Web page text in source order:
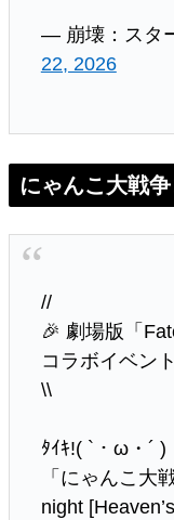
— 崩壊：スタ
22, 2026
にゃんこ大戦
//
🎉 劇場版「
コラボイベン
\\
ﾀｲｷ!( `・ω・´ )ゞ
「にゃんこ大
night